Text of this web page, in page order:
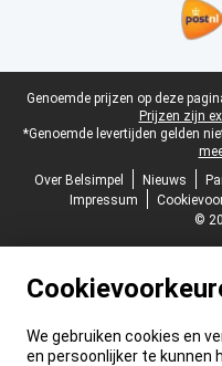
Juridische voettekst
Genoemde prijzen op deze
Prijzen zijn
*Genoemde levertijden gelden
Over Belsimpel
Nieuws
Impressum
©
We gebruiken cookies en
en persoonlijker te kunnen